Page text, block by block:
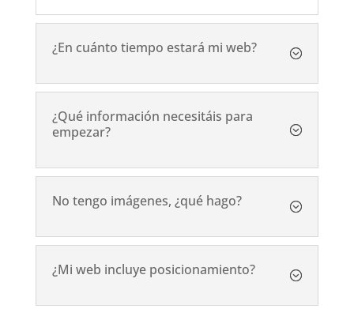
¿En cuánto tiempo estará mi web?
¿Qué información necesitáis para
empezar?
No tengo imágenes, ¿qué hago?
¿Mi web incluye posicionamiento?